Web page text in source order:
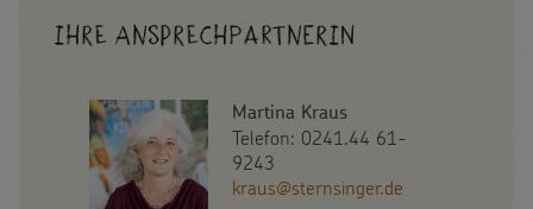
Ihre Ansprechpartnerin
Martina Kraus
Telefon: 0241.44 61-
9243
kraus@sternsinger.de